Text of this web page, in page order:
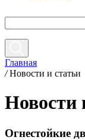
Главная
/ Новости и статьи
Новости
Огнестойкие